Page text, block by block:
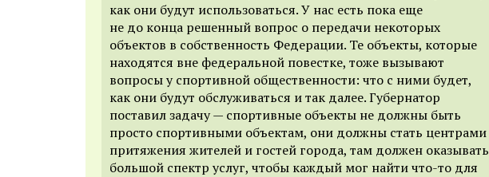
как они будут использоваться. У нас есть пока еще
не до конца решенный вопрос о передачи некоторых
объектов в собственность Федерации. Те объекты, которые
находятся вне федеральной повестке, тоже вызывают
вопросы у спортивной общественности: что с ними будет,
как они будут обслуживаться и так далее. Губернатор
поставил задачу — спортивные объекты не должны быть
просто спортивными объектам, они должны стать центрами
притяжения жителей и гостей города, там должен оказывать
большой спектр услуг, чтобы каждый мог найти что-то для